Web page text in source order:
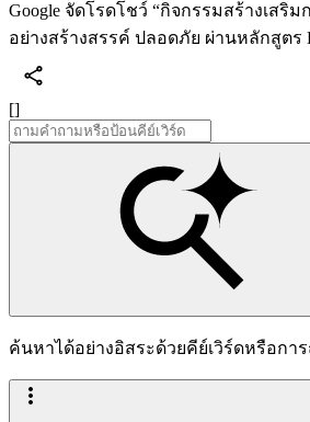
Google จัดโรดโชว์ “กิจกรรมสร้างเสริ
อย่างสร้างสรรค์ ปลอดภัย ผ่านหลักสูตร
[]
ค้นหาได้อย่างอิสระด้วยคีย์เวิร์ดหรือกา